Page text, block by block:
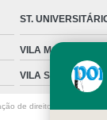
ST.
VILA MORAES
VILA SANTA
de direito autoral –